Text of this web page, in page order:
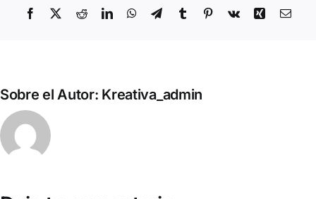
Facebook RedditLinkedInWhatsApp
TelegramTumblr Pinterest
Vk Xing
Sobre el Autor: Kreativa_admin